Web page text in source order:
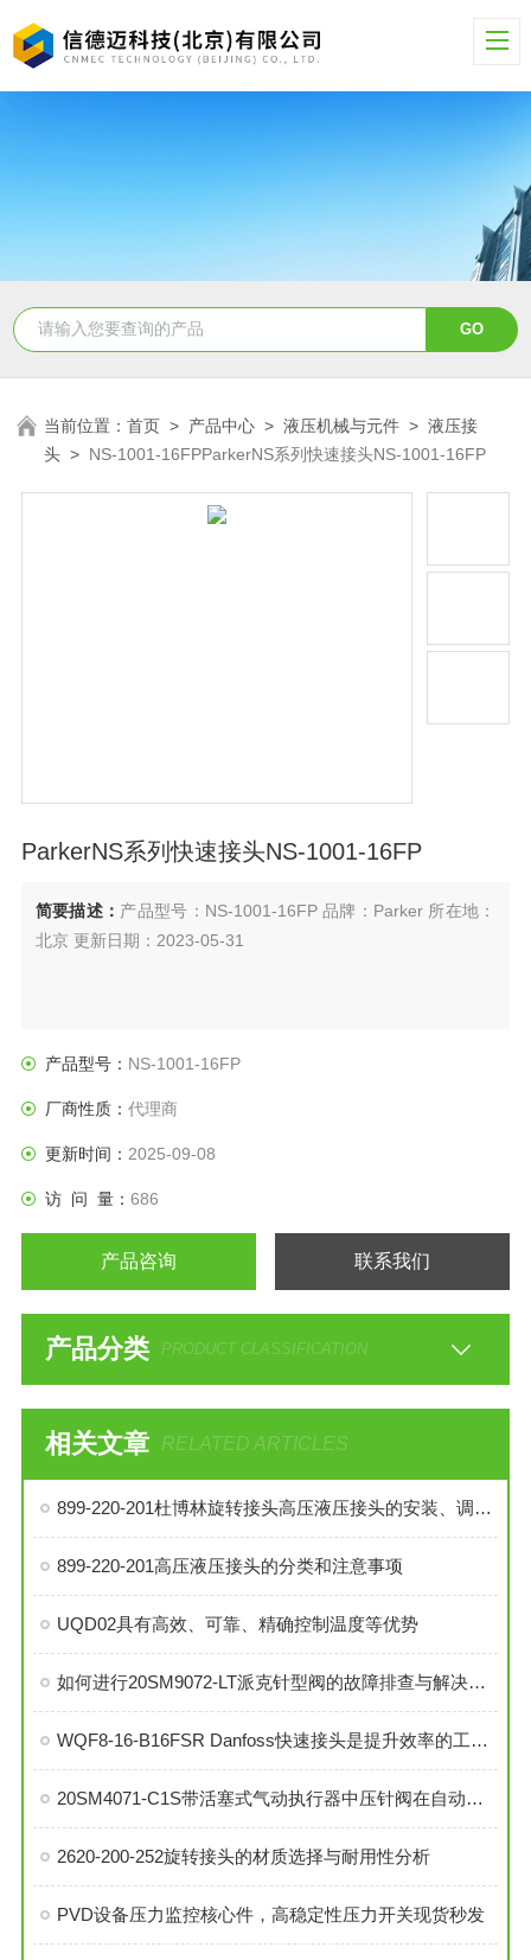
当前位置：首页 > 产品中心 >液压机械与元件 >液压接
头 > NS-1001-16FPParkerNS系列快速接头NS-1001-16FP
ParkerNS系列快速接头NS-1001-16FP
简要描述： 产品型号：NS-1001-16FP 品牌：Parker 所在地：
北京 更新日期：2023-05-31
产品型号： NS-1001-16FP
厂商性质： 代理商
更新时间： 2025-09-08
访 问 量： 686
产品咨询 联系我们
产品分类 PRODUCT CLASSIFICATION
相关文章 RELATED ARTICLES
899-220-201杜博林旋转接头高压液压接头的安装、调试与维护技巧
899-220-201高压液压接头的分类和注意事项
UQD02具有高效、可靠、精确控制温度等优势
如何进行20SM9072-LT派克针型阀的故障排查与解决措施？
WQF8-16-B16FSR Danfoss快速接头是提升效率的工业连接解决方案
20SM4071-C1S带活塞式气动执行器中压针阀在自动化系统中的角色与功能
2620-200-252旋转接头的材质选择与耐用性分析
PVD设备压力监控核心件，高稳定性压力开关现货秒发